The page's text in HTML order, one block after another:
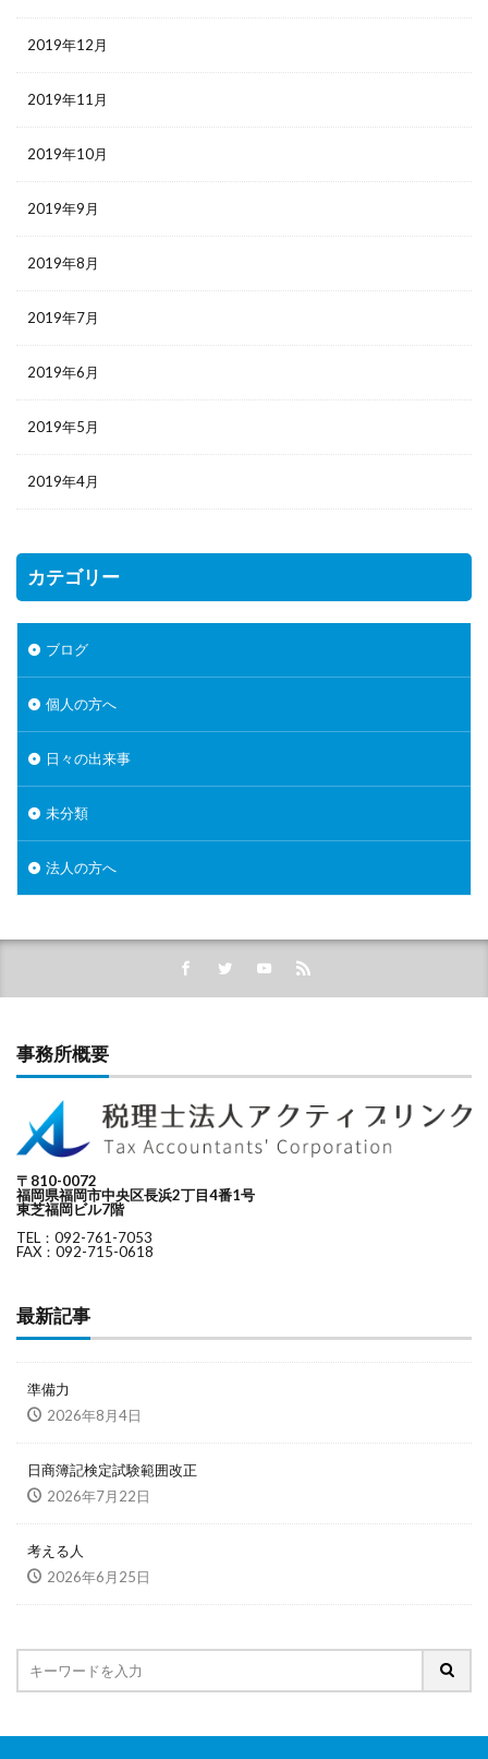
2019年12月
2019年11月
2019年10月
2019年9月
2019年8月
2019年7月
2019年6月
2019年5月
2019年4月
カテゴリー
ブログ
個人の方へ
日々の出来事
未分類
法人の方へ
事務所概要
〒810-0072
福岡県福岡市中央区長浜2丁目4番1号
東芝福岡ビル7階
TEL：092-761-7053
FAX：092-715-0618
最新記事
準備力
2026年8月4日
日商簿記検定試験範囲改正
2026年7月22日
考える人
2026年6月25日